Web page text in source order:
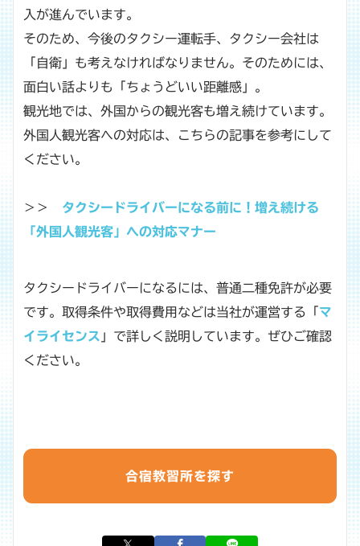
入が進んでいます。
そのため、今後のタクシー運転手、タクシー会社は
「自衛」も考えなければなりません。そのためには、
面白い話よりも「ちょうどいい距離感」。
観光地では、外国からの観光客も増え続けています。
外国人観光客への対応は、こちらの記事を参考にして
ください。
＞＞ タクシードライバーになる前に！増え続ける
「外国人観光客」への対応マナー
タクシードライバーになるには、普通二種免許が必要
です。取得条件や取得費用などは当社が運営する「 マ
イライセンス 」で詳しく説明しています。ぜひご確認
ください。
合宿教習所を探す